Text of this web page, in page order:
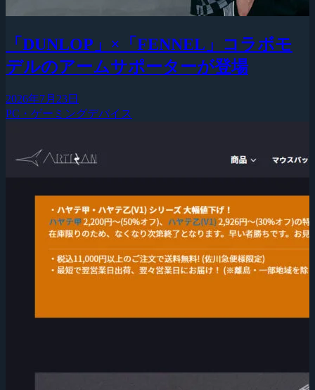
「DUNLOP」×「FENNEL」コラボモ
デルのアームサポーターが登場
2026年7月23日
PC・ゲーミングデバイス